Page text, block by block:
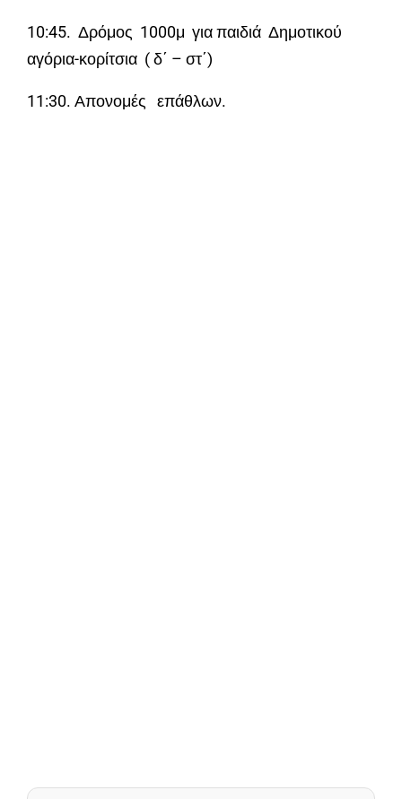
10:45. Δρόμος 1000μ για παιδιά Δημοτικού
αγόρια-κορίτσια ( δ΄ – στ΄)
11:30. Απονομές επάθλων.